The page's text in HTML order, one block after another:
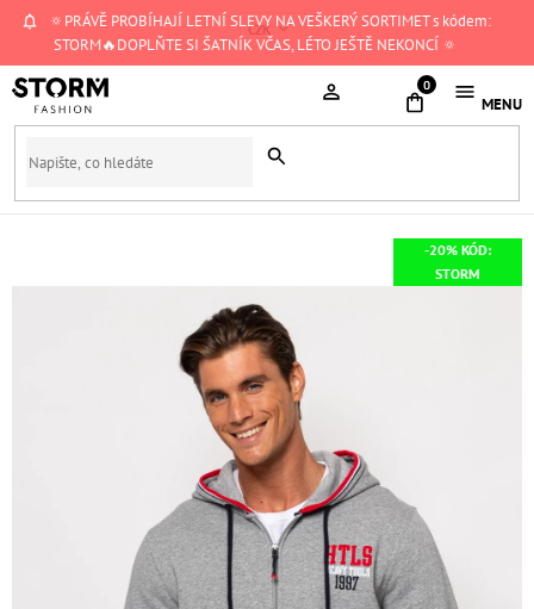
Přejít
🔅PRÁVĚ PROBÍHAJÍ LETNÍ SLEVY NA VEŠKERÝ SORTIMET s kódem:
STORM🔥DOPLŇTE SI ŠATNÍK VČAS, LÉTO JEŠTĚ NEKONCÍ 🔅
CZK
NÁKUPNÍ
-20% KÓD:
STORM